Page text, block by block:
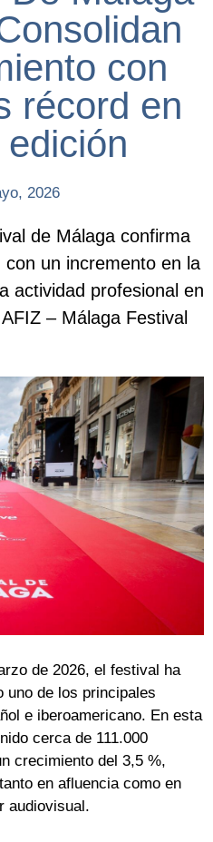
con
récord en
edición
2026
de Málaga confirma
un incremento en la
actividad profesional en
– Málaga Festival
de 2026, el festival ha
uno de los principales
e iberoamericano. En esta
cerca de 111.000
crecimiento del 3,5 %,
en afluencia como en
audiovisual.